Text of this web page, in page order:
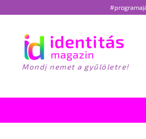
Mondj nemet a gyűlöletre!